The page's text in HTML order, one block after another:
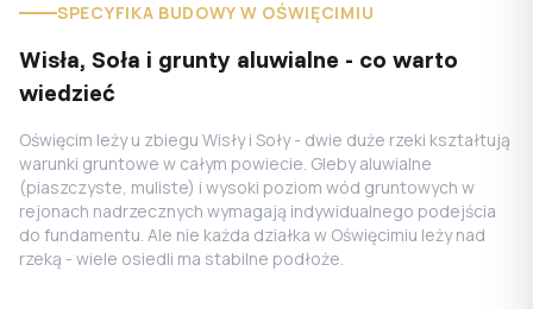
SPECYFIKA BUDOWY W OŚWIĘCIMIU
Wisła, Soła i grunty aluwialne - co warto
wiedzieć
Oświęcim leży u zbiegu Wisły i Soły - dwie duże rzeki kształtują
warunki gruntowe w całym powiecie. Gleby aluwialne
(piaszczyste, muliste) i wysoki poziom wód gruntowych w
rejonach nadrzecznych wymagają indywidualnego podejścia
do fundamentu. Ale nie każda działka w Oświęcimiu leży nad
rzeką - wiele osiedli ma stabilne podłoże.